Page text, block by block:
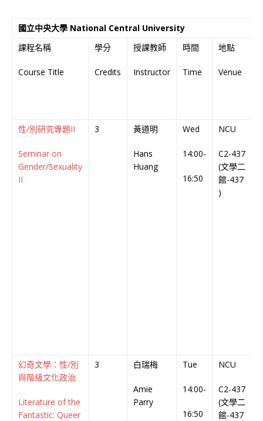
國立中央大學 National Central University
課程名稱
Course Title
學分
Credits
授課教師
Instructor
時間
Time
地點
Venue
性/別研究專題II
Seminar on
Gender/Sexuality
II
3 黃道明
Hans
Huang
Wed
14:00-
16:50
NCU
C2-437
(文學二
館-437
)
幻奇文學：性/別
與階級文化政治
Literature of the
Fantastic: Queer
3 白瑞梅
Amie
Parry
Tue
14:00-
16:50
NCU
C2-437
(文學二
館-437